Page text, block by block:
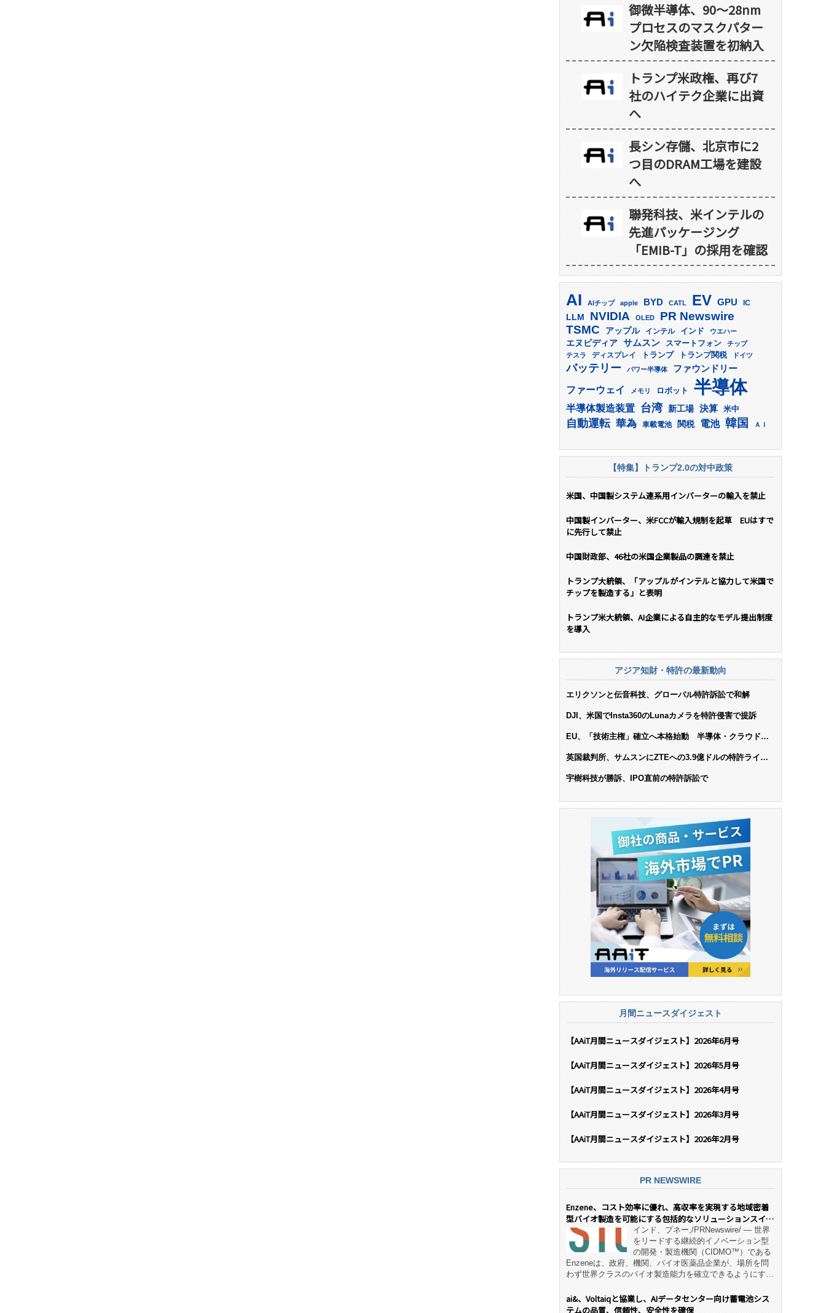
御微半導体、90～28nm
プロセスのマスクパター
ン欠陥検査装置を初納入
トランプ米政権、再び7
社のハイテク企業に出資
へ
長シン存儲、北京市に2
つ目のDRAM工場を建設
へ
聯発科技、米インテルの
先進パッケージング
「EMIB-T」の採用を確認
AI AIチップ apple BYD CATL EV GPU IC
LLM NVIDIA OLED PR Newswire
TSMC アップル インテル インド ウエハー
エヌビディア サムスン スマートフォン
チップ
テスラ
ディスプレイ トランプ トランプ関税 ドイツ
バッテリー パワー半導体 ファウンドリー
ファーウェイ メモリ ロボット 半導体
半導体製造装置 台湾 新工場 決算 米中
自動運転 華為 車載電池 関税 電池 韓国 ＡＩ
【特集】トランプ2.0の対中政策
米国、中国製システム連系用インバーターの輸入を禁止
中国製インバーター、米FCCが輸入規制を起草 EUはすで
に先行して禁止
中国財政部、46社の米国企業製品の調達を禁止
トランプ大統領、「アップルがインテルと協力して米国で
チップを製造する」と表明
トランプ米大統領、AI企業による自主的なモデル提出制度
を導入
アジア知財・特許の最新動向
エリクソンと伝音科技、グローバル特許訴訟で和解
DJI、米国でInsta360のLunaカメラを特許侵害で提訴
EU、「技術主権」確立へ本格始動 半導体・クラウド・
英国裁判所、サムスンにZTEへの3.9億ドルの特許ライセ
宇樹科技が勝訴、IPO直前の特許訴訟で
月間ニュースダイジェスト
【AAiT月間ニュースダイジェスト】2026年6月号
【AAiT月間ニュースダイジェスト】2026年5月号
【AAiT月間ニュースダイジェスト】2026年4月号
【AAiT月間ニュースダイジェスト】2026年3月号
【AAiT月間ニュースダイジェスト】2026年2月号
PR NEWSWIRE
Enzene、コスト効率に優れ、高収率を実現する地域密着
型バイオ製造を可能にする包括的なソリューションスイー
ト「NeX™」 をリリースインド、プネー,/PRNewswire/ — 世界
をリードする継続的イノベーション型
の開発・製造機関（CIDMO™）である
Enzeneは、政府、機関、バイオ医薬品企業が、場所を問
わず世界クラスのバイオ製造能力を確立できるようにす
デル「NeX™」の立ち上げを発表しました。 同社の実績
あるEnzeneX® fully‑connected continuous
ai&、Voltaiqと協業し、AIデータセンター向け蓄電池シス
テムの品質、信頼性、安全性を確保